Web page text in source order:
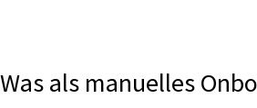
Was als manuelles